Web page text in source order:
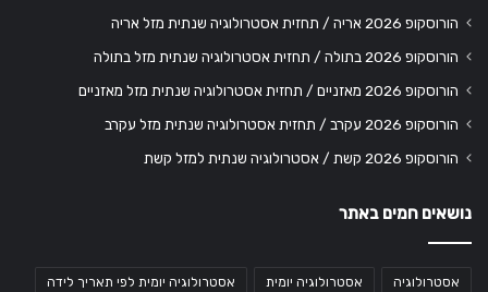
הורוסקופ 2026 אריה / תחזית אסטרולוגיה שנתית מזל אריה
הורוסקופ 2026 בתולה / תחזית אסטרולוגיה שנתית מזל בתולה
הורוסקופ 2026 מאזניים / תחזית אסטרולוגיה שנתית מזל מאזניים
הורוסקופ 2026 עקרב / תחזית אסטרולוגיה שנתית מזל עקרב
הורוסקופ 2026 קשת / אסטרולוגיה שנתית למזל קשת
נושאים חמים באתר
אסטרולוגיה אסטרולוגיה יומית אסטרולוגיה יומית לפי תאריך לידה